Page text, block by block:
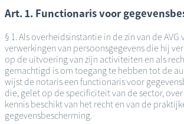
Art. 1. Functionaris voor
§ 1. Als overheidsinstantie in de zin van de AVG
verwerkingen van persoonsgegevens die hij
op de uitvoering van zijn activiteiten en als
gemachtigd is om toegang te hebben tot de
wijst de notaris een functionaris voor
die, gelet op de specificiteit van de sector,
kennis beschikt van het recht en van de
gegevensbescherming.